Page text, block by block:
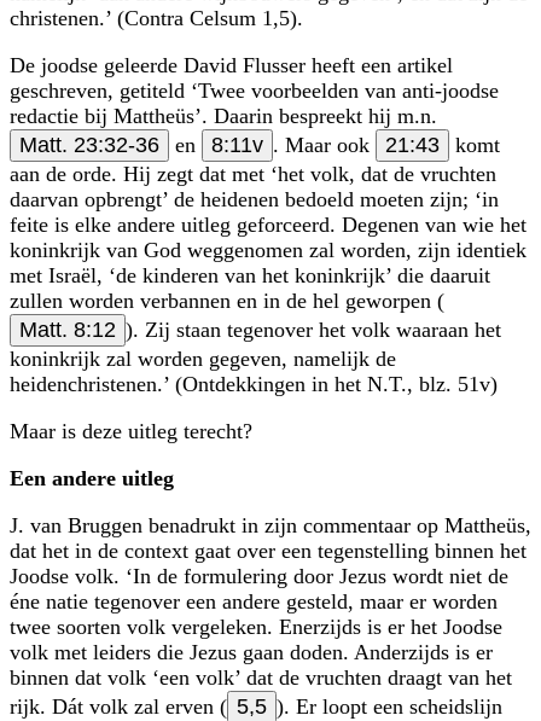
christenen.’ (Contra Celsum 1,5).
De joodse geleerde David Flusser heeft een artikel
geschreven, getiteld ‘Twee voorbeelden van anti-joodse
redactie bij Mattheüs’. Daarin bespreekt hij m.n.
Matt. 23:32-36
en 8:11v . Maar ook 21:43
komt
aan de orde. Hij zegt dat met ‘het volk, dat de vruchten
daarvan opbrengt’ de heidenen bedoeld moeten zijn; ‘in
feite is elke andere uitleg geforceerd. Degenen van wie het
koninkrijk van God weggenomen zal worden, zijn identiek
met Israël, ‘de kinderen van het koninkrijk’ die daaruit
zullen worden verbannen en in de hel geworpen (
Matt. 8:12 ). Zij staan tegenover het volk waaraan het
koninkrijk zal worden gegeven, namelijk de
heidenchristenen.’ (Ontdekkingen in het N.T., blz. 51v)
Maar is deze uitleg terecht?
Een andere uitleg
J. van Bruggen benadrukt in zijn commentaar op Mattheüs,
dat het in de context gaat over een tegenstelling binnen het
Joodse volk. ‘In de formulering door Jezus wordt niet de
éne natie tegenover een andere gesteld, maar er worden
twee soorten volk vergeleken. Enerzijds is er het Joodse
volk met leiders die Jezus gaan doden. Anderzijds is er
binnen dat volk ‘een volk’ dat de vruchten draagt van het
rijk. Dát volk zal erven ( 5,5 ). Er loopt een scheidslijn